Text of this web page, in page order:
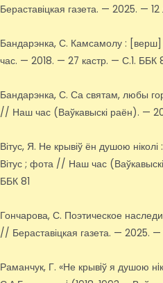
Бераставіцкая газета. — 2025. — 12
Бандарэнка, С. Камсамолу :
час. — 2018. — 27 кастр. — С.1. ББК
Бандарэнка, С. Са святам, любы
// Наш час (Ваўкавыскі раён). —
Вітус, Я. Не крывіў ён душою
Вітус ; фота // Наш час
ББК 81
Гончарова, С. Поэтическое
// Бераставіцкая газета. — 2025.
Раманчук, Г. «Не крывiў я душою